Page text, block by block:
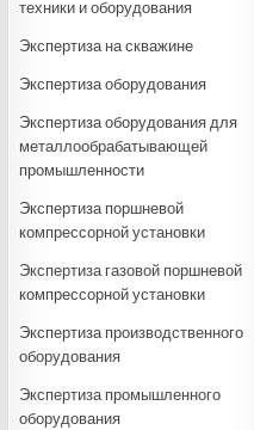
техники и оборудования
Экспертиза на скважине
Экспертиза оборудования
Экспертиза оборудования для
металлообрабатывающей
промышленности
Экспертиза поршневой
компрессорной установки
Экспертиза газовой поршневой
компрессорной установки
Экспертиза производственного
оборудования
Экспертиза промышленного
оборудования